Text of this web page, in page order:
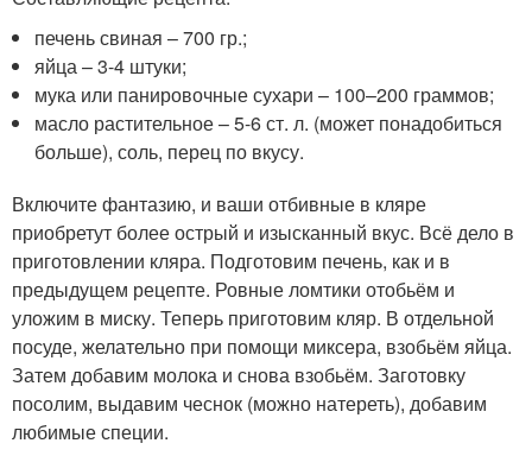
печень свиная – 700 гр.;
яйца – 3-4 штуки;
мука или панировочные сухари – 100–200 граммов;
масло растительное – 5-6 ст. л. (может понадобиться
больше), соль, перец по вкусу.
Включите фантазию, и ваши отбивные в кляре
приобретут более острый и изысканный вкус. Всё дело в
приготовлении кляра. Подготовим печень, как и в
предыдущем рецепте. Ровные ломтики отобьём и
уложим в миску. Теперь приготовим кляр. В отдельной
посуде, желательно при помощи миксера, взобьём яйца.
Затем добавим молока и снова взобьём. Заготовку
посолим, выдавим чеснок (можно натереть), добавим
любимые специи.